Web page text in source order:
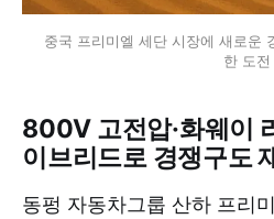
중국 프리미엘 세단 시장에 새로운
한 도전
800V 고전압·화웨이
이브리드로 경쟁구도
동펑 자동차그룹 산하 프리